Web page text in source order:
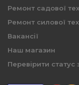
Ремонт садової
Ремонт силової
Вакансії
Наш магазин
Перевірити